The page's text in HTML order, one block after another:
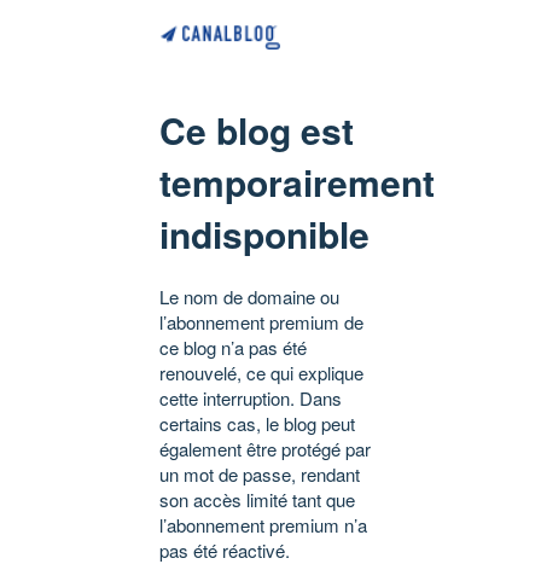
Ce blog est
temporairement
indisponible
Le nom de domaine ou
l’abonnement premium de
ce blog n’a pas été
renouvelé, ce qui explique
cette interruption. Dans
certains cas, le blog peut
également être protégé par
un mot de passe, rendant
son accès limité tant que
l’abonnement premium n’a
pas été réactivé.